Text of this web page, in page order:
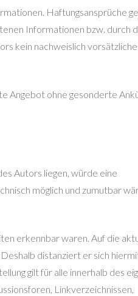
Haftungsansprüche
Informationen bzw. durch
kein nachweislich
Angebot ohne gesonderte
Autors liegen, würde eine
möglich und zumutbar
erkennbar waren. Auf die
distanziert er sich
gilt für alle innerhalb des
Linkverzeichnissen,